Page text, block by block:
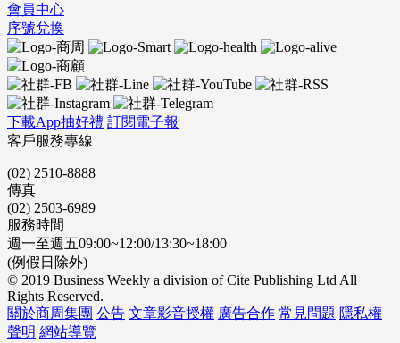
會員中心
序號兌換
下載App抽好禮 訂閱電子報
客戶服務專線
(02) 2510-8888
傳真
(02) 2503-6989
服務時間
週一至週五09:00~12:00/13:30~18:00
(例假日除外)
© 2019 Business Weekly a division of Cite Publishing Ltd All
Rights Reserved.
關於商周集團 公告 文章影音授權 廣告合作 常見問題 隱私權
聲明 網站導覽